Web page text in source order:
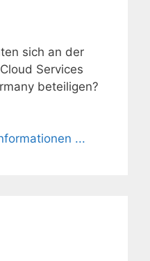
sich an der
Services
beteiligen?
...